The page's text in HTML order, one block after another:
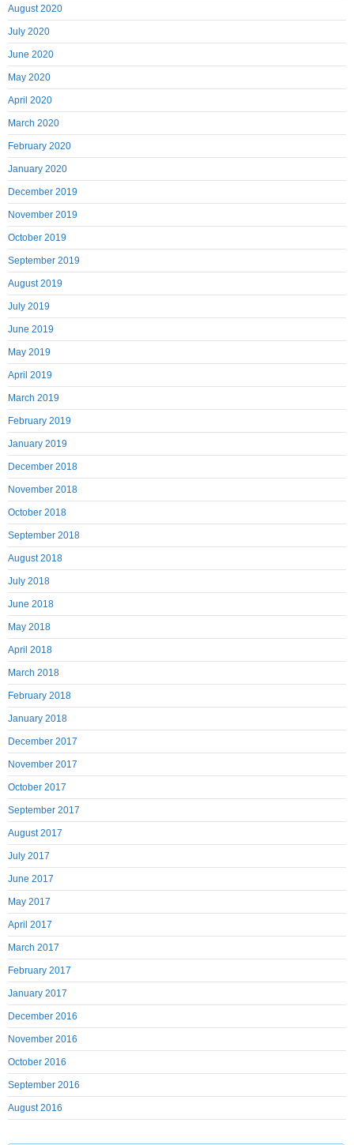
August 2020
July 2020
June 2020
May 2020
April 2020
March 2020
February 2020
January 2020
December 2019
November 2019
October 2019
September 2019
August 2019
July 2019
June 2019
May 2019
April 2019
March 2019
February 2019
January 2019
December 2018
November 2018
October 2018
September 2018
August 2018
July 2018
June 2018
May 2018
April 2018
March 2018
February 2018
January 2018
December 2017
November 2017
October 2017
September 2017
August 2017
July 2017
June 2017
May 2017
April 2017
March 2017
February 2017
January 2017
December 2016
November 2016
October 2016
September 2016
August 2016